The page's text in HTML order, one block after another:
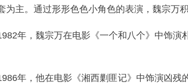
为主。通过形形色色小角色的表演，魏宗万
年，魏宗万在电影《一个和八个》中饰
年，他在电影《湘西剿匪记》中饰演凶残